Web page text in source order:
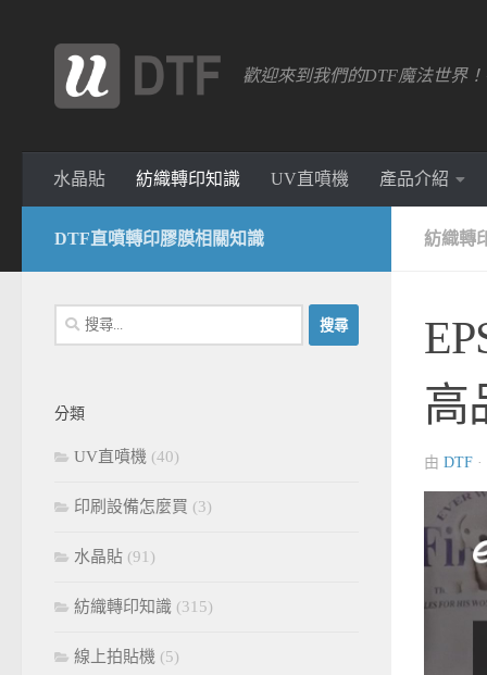
歡迎來到我們的DTF魔法世界
水晶貼 紡織轉印知識 UV直噴機 產品介紹
紡織轉
高
由 DTF ·
DTF直噴轉印膠膜相關知識
搜
尋
字:
分類
UV直噴機 (40)
印刷設備怎麼買 (3)
水晶貼 (91)
紡織轉印知識 (315)
線上拍貼機 (5)